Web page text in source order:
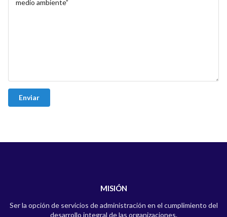
MISIÓN
Ser la opción de servicios de administración en el cumplimiento del
desarrollo integral de las organizaciones.